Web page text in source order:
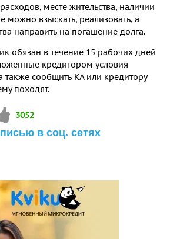
месте жительства, наличии
можно взыскать, реализовать, а
направить на погашение долга.
обязан в течение 15 рабочих дней
кредитором условия
также сообщить КА или кредитору
походят.
up!
3052
в соц. сетях